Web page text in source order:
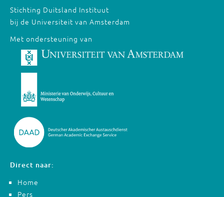
Stichting Duitsland Instituut
bij de Universiteit van Amsterdam
Met ondersteuning van
Direct naar:
Home
Pers